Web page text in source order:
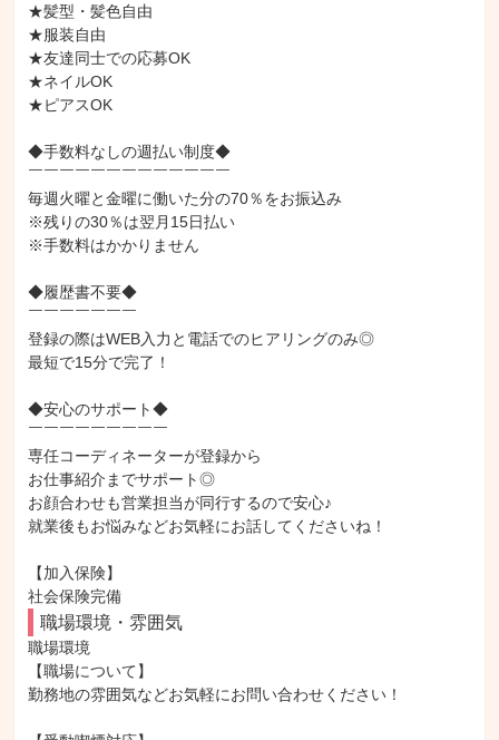
★髪型・髪色自由
★服装自由
★友達同士での応募OK
★ネイルOK
★ピアスOK
◆手数料なしの週払い制度◆
￣￣￣￣￣￣￣￣￣￣￣￣￣
毎週火曜と金曜に働いた分の70％をお振込み
※残りの30％は翌月15日払い
※手数料はかかりません
◆履歴書不要◆
￣￣￣￣￣￣￣
登録の際はWEB入力と電話でのヒアリングのみ◎
最短で15分で完了！
◆安心のサポート◆
￣￣￣￣￣￣￣￣￣
専任コーディネーターが登録から
お仕事紹介までサポート◎
お顔合わせも営業担当が同行するので安心♪
就業後もお悩みなどお気軽にお話してくださいね！
【加入保険】
社会保険完備
職場環境・雰囲気
職場環境
【職場について】
勤務地の雰囲気などお気軽にお問い合わせください！